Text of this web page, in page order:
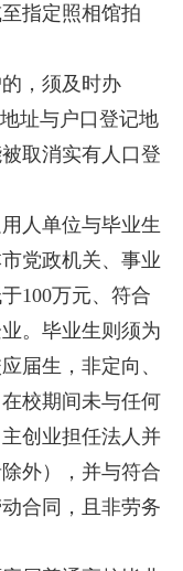
指定照相馆拍
，须及时办
址与户口登记地
取消实有人口登
人单位与毕业生
党政机关、事业
100万元、符合
。毕业生则须为
届生，非定向、
校期间未与任何
创业担任法人并
外），并与符合
合同，且非劳务